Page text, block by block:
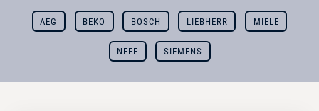
AEG BEKO BOSCH LIEBHERR MIELE
NEFF SIEMENS